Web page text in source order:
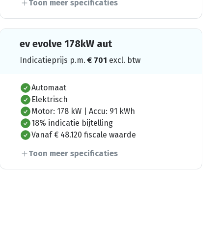
Toon meer specificaties
ev evolve 178kW aut
Indicatieprijs p.m.€ 701 excl. btw
Automaat
Elektrisch
Motor: 178 kW | Accu: 91 kWh
18% indicatie bijtelling
Vanaf € 48.120 fiscale waarde
Toon meer specificaties